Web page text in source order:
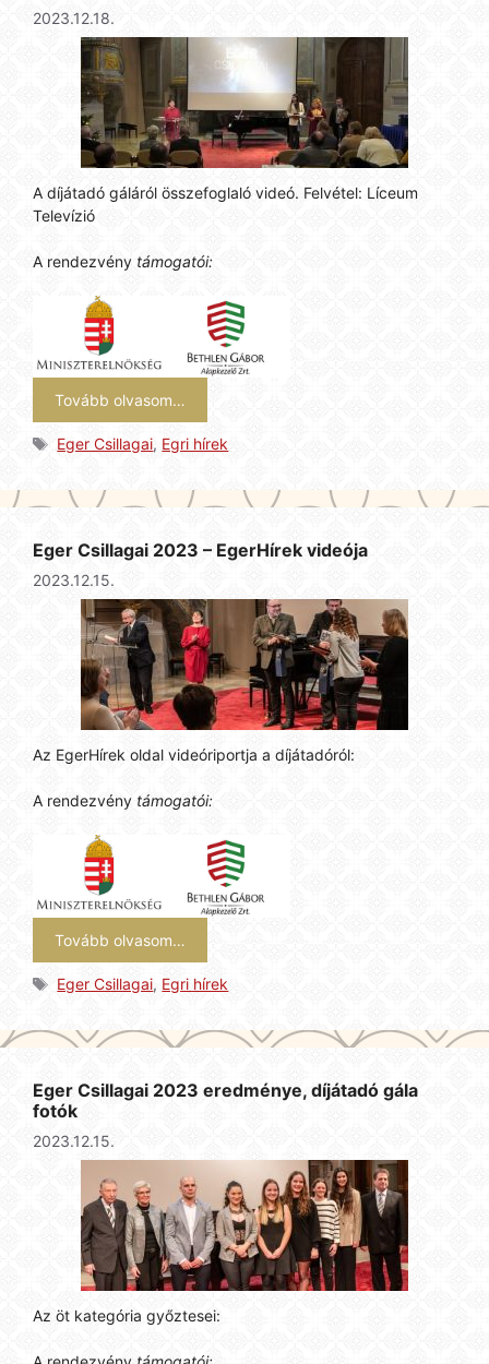
2023.12.18.
A díjátadó gáláról összefoglaló videó. Felvétel: Líceum
Televízió
A rendezvény támogatói:
Tovább olvasom…
Címkék
Eger Csillagai, Egri hírek
Eger Csillagai 2023 – EgerHírek videója
2023.12.15.
Az EgerHírek oldal videóriportja a díjátadóról:
A rendezvény támogatói:
Tovább olvasom…
Címkék
Eger Csillagai, Egri hírek
Eger Csillagai 2023 eredménye, díjátadó gála
fotók
2023.12.15.
Az öt kategória győztesei: